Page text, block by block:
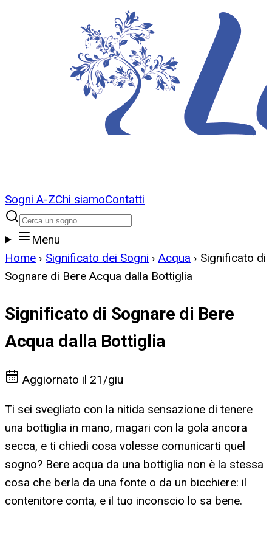
Sogni A-ZChi siamoContatti
Menu
Home › Significato dei Sogni › Acqua › Significato di
Sognare di Bere Acqua dalla Bottiglia
Significato di Sognare di Bere
Acqua dalla Bottiglia
Aggiornato il 21/giu
Ti sei svegliato con la nitida sensazione di tenere
una bottiglia in mano, magari con la gola ancora
secca, e ti chiedi cosa volesse comunicarti quel
sogno? Bere acqua da una bottiglia non è la stessa
cosa che berla da una fonte o da un bicchiere: il
contenitore conta, e il tuo inconscio lo sa bene.